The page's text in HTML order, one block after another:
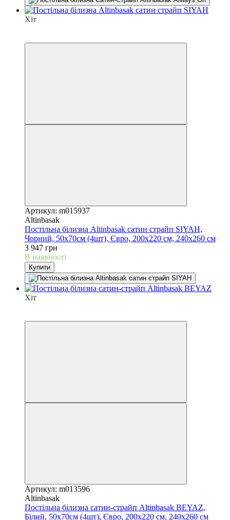
Хіт
Артикул: m015937
Altinbasak
Постільна білизна Altinbasak сатин страйп SIYAH,
Чорний, 50х70см (4шт), Євро, 200х220 см, 240х260 см
3 947 грн
В наявності
Купити
Хіт
Артикул: m013596
Altinbasak
Постільна білизна сатин-страйп Altinbasak BEYAZ,
Білий, 50х70см (4шт), Євро, 200х220 см, 240х260 см